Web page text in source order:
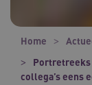
Home
Portretreeks
collega’s eens